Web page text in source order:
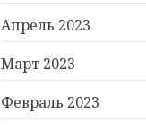
Апрель 2023
Март 2023
Февраль 2023